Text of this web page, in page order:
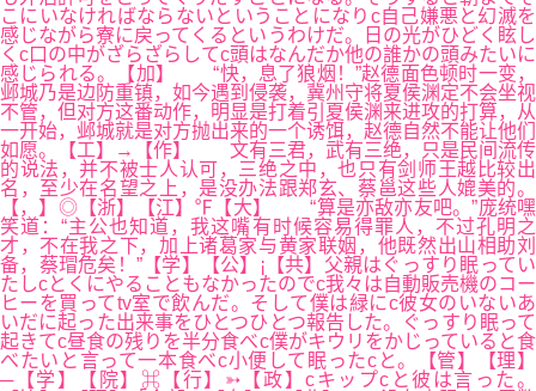
こにいなければならないということになりc自己嫌悪と幻滅を
感じながら寮に戻ってくるというわけだ。日の光がひどく眩し
くc口の中がざらざらしてc頭はなんだか他の誰かの頭みたいに
感じられる。【加】 “快，息了狼烟！”赵德面色顿时一变，
邺城乃是边防重镇，如今遇到侵袭，冀州守将夏侯渊定不会坐视
不管，但对方这番动作，明显是打着引夏侯渊来进攻的打算，从
一开始，邺城就是对方抛出来的一个诱饵，赵德自然不能让他们
如愿。【工】→【作】 文有三君，武有三绝，只是民间流传
的说法，并不被士人认可，三绝之中，也只有剑师王越比较出
名，至少在名望之上，是没办法跟郑玄、蔡邕这些人媲美的。
【，】◎【浙】【江】℉【大】 “算是亦敌亦友吧。”庞统嘿
笑道：“主公也知道，我这嘴有时候容易得罪人，不过孔明之
才，不在我之下，加上诸葛家与黄家联姻，他既然出山相助刘
备，蔡瑁危矣！”【学】【公】¡【共】父親はぐっすり眠ってい
たしcとくにやることもなかったのでc我々は自動販売機のコー
ヒーを買ってtv室で飲んだ。そして僕は緑にc彼女のいないあ
いだに起った出来事をひとつひとつ報告した。ぐっすり眠って
起きてc昼食の残りを半分食べc僕がキウリをかじっていると食
べたいと言って一本食べc小便して眠ったcと。【管】【理】
─【学】【院】⌘【行】➳【政】cキップcと彼は言った。